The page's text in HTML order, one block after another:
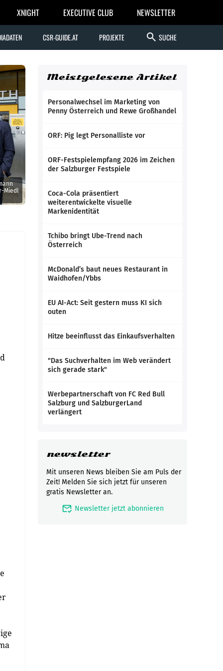
XNIGHT EXECUTIVE CLUB NEWSLETTER
CSR-GUIDE.AT PROJEKTE search SUCHE
Miedl
Meistgelesene Artikel
Personalwechsel im Marketing von
Penny Österreich und Rewe Großhandel
ORF: Pig legt Personalliste vor
ORF-Festspielempfang 2026 im Zeichen
der Salzburger Festspiele
Coca-Cola präsentiert
weiterentwickelte visuelle
Markenidentität
Tchibo bringt Ube-Trend nach
Österreich
McDonald’s baut neues Restaurant in
Waidhofen/Ybbs
EU AI-Act: Seit gestern muss KI sich
outen
Hitze beeinflusst das Einkaufsverhalten
"Das Suchverhalten im Web verändert
sich gerade stark"
Werbepartnerschaft von FC Red Bull
Salzburg und SalzburgerLand
verlängert
newsletter
Mit unseren News bleiben Sie am Puls der
Zeit! Melden Sie sich jetzt für unseren
gratis Newsletter an.
mark_email_read Newsletter jetzt abonnieren